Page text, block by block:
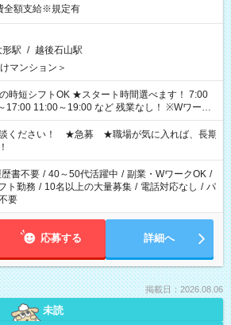
全額支給※規定有
形駅 / 越後石山駅
マンション＞
★スタート時間選べます！ 7:00
11:00～19:00 など 残業なし！ ※Wワーク
仕事と合わせ週40時間超の就業はご案内できま
づき、週20時間以上勤務は社会保険への加入対
労働者派遣法（日雇い派遣の原則禁止）によ
期間の就業はご案内が難しい場合があります
談ください！ ★急募 ★職場が気に入れば、長期
歴書不要 / 40～50代活躍中 / 副業・WワークOK /
ト勤務 / 10名以上の大量募集 / 電話対応なし / パ
要
応募する 詳細へ
掲載日：2026.08.06
未読